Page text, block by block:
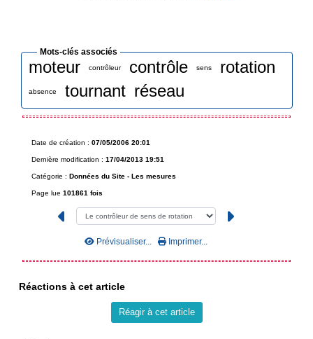
Mots-clés associés
moteur contrôleur contrôle sens rotation
absence tournant réseau
Date de création : 07/05/2006 20:01
Dernière modification : 17/04/2013 19:51
Catégorie : Données du Site - Les mesures
Page lue 101861 fois
Prévisualiser... Imprimer...
Réactions à cet article
Réagir à cet article